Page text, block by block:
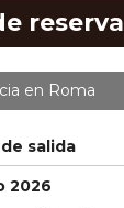
reserva
en Roma
salida
2026